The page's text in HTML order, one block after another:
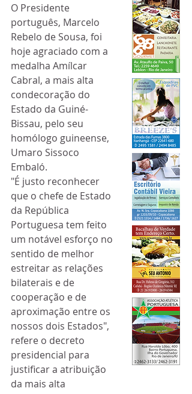
O Presidente
português, Marcelo
Rebelo de Sousa, foi
hoje agraciado com a
medalha Amílcar
Cabral, a mais alta
condecoração do
Estado da Guiné-
Bissau, pelo seu
homólogo guineense,
Umaro Sissoco
Embaló.
"É justo reconhecer
que o chefe de Estado
da República
Portuguesa tem feito
um notável esforço no
sentido de melhor
estreitar as relações
bilaterais e de
cooperação e de
aproximação entre os
nossos dois Estados",
refere o decreto
presidencial para
justificar a atribuição
da mais alta